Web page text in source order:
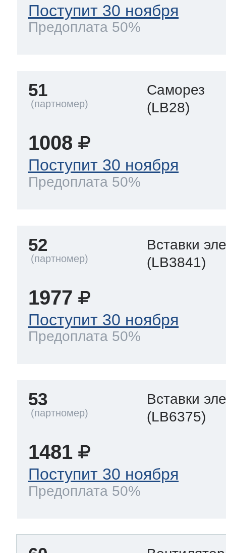
Поступит 30 ноября
Предоплата 50%
51
Саморез
(LB28)
1008
Поступит 30 ноября
Предоплата 50%
52
Вставки
(LB3841)
1977
Поступит 30 ноября
Предоплата 50%
53
Вставки
(LB6375)
1481
Поступит 30 ноября
Предоплата 50%